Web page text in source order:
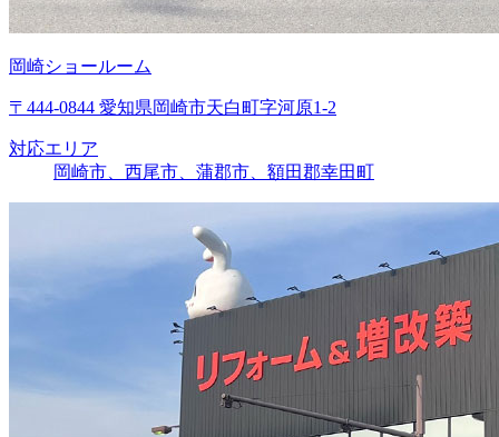
岡崎ショールーム
〒444-0844 愛知県岡崎市天白町字河原1-2
対応エリア
岡崎市、西尾市、蒲郡市、額田郡幸田町